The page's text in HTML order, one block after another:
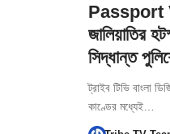
Passport
জালিয়াতির
সিদ্ধান্ত
ট্রাইব টিভি
কাণ্ডের মধ্যেই…